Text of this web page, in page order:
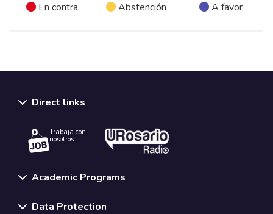
En contra Abstención A favor
Direct links
Trabaja con
nosotros.
Academic Programs
Data Protection